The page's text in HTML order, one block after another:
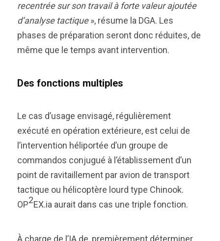
recentrée sur son travail à forte valeur ajoutée
d’analyse tactique», résume la DGA. Les
phases de préparation seront donc réduites, de
même que le temps avant intervention.
Des fonctions multiples
Le cas d’usage envisagé, régulièrement
exécuté en opération extérieure, est celui de
l’intervention héliportée d’un groupe de
commandos conjugué à l’établissement d’un
point de ravitaillement par avion de transport
tactique ou hélicoptère lourd type Chinook.
OP2EX.ia aurait dans cas une triple fonction.
À charge de l’IA de, premièrement déterminer